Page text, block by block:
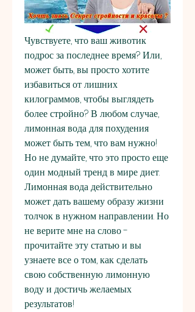
Чувствуете, что ваш животик
подрос за последнее время? Или,
может быть, вы просто хотите
избавиться от лишних
килограммов, чтобы выглядеть
более стройно? В любом случае,
лимонная вода для похудения
может быть тем, что вам нужно!
Но не думайте, что это просто еще
один модный тренд в мире диет.
Лимонная вода действительно
может дать вашему образу жизни
толчок в нужном направлении. Но
не верите мне на слово -
прочитайте эту статью и вы
узнаете все о том, как сделать
свою собственную лимонную
воду и достичь желаемых
результатов!